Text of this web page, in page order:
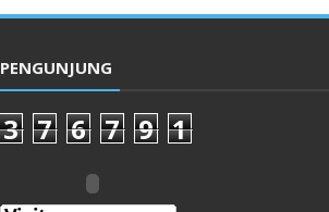
PENGUNJUNG
3 7 6 7 9 1